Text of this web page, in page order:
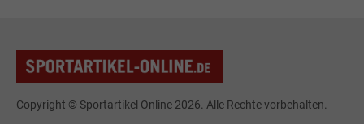
Copyright © Sportartikel Online 2026. Alle Rechte vorbehalten.